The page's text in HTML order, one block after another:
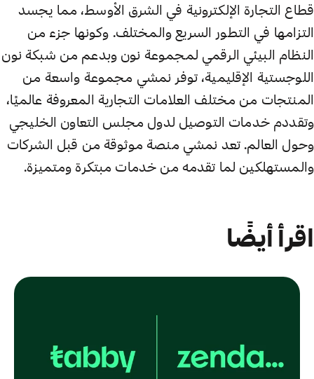
قطاع التجارة الإلكترونية في الشرق الأوسط، مما يجسد
التزامها في التطور السريع والمختلف. وكونها جزء من
النظام البيئي الرقمي لمجموعة نون وبدعم من شبكة نون
اللوجستية الإقليمية، توفر نمشي مجموعة واسعة من
المنتجات من مختلف العلامات التجارية المعروفة عالميًا،
وتقددم خدمات التوصيل لدول مجلس التعاون الخليجي
وحول العالم. تعد نمشي منصة موثوقة من قبل الشركات
والمستهلكين لما تقدمه من خدمات مبتكرة ومتميزة.
اقرأ أيضًا